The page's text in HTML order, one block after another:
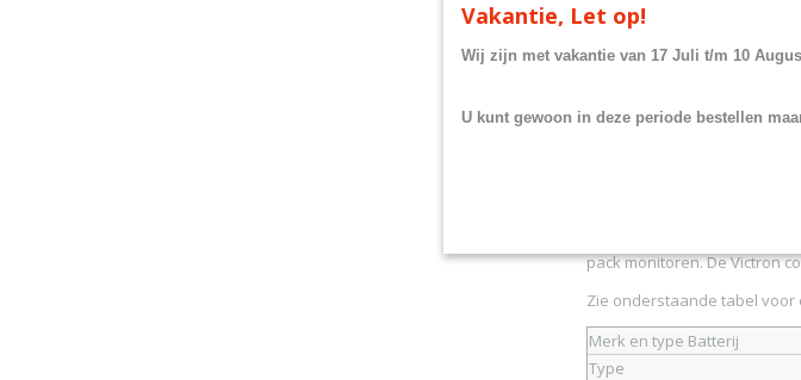
Dit groote 12v pack en
Alle pureAcell packs
starre druk opereren
Opties zoals interne
vorst.Met de Smart-BMS
pack monitoren. De Victron
Zie onderstaande tabel voor
Merk en type Batterij
Type
Vakantie, Let op!
Wij zijn met vakantie van 17 Juli t/m 10
U kunt gewoon in deze periode bestellen